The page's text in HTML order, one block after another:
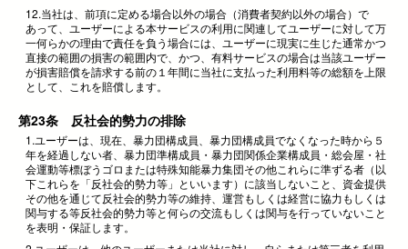
12.当社は、前項に定める場合以外の場合（消費者契約以外の場合）で
あって、ユーザーによる本サービスの利用に関連してユーザーに対して万
一何らかの理由で責任を負う場合には、ユーザーに現実に生じた通常かつ
直接の範囲の損害の範囲内で、かつ、有料サービスの場合は当該ユーザー
が損害賠償を請求する前の１年間に当社に支払った利用料等の総額を上限
として、これを賠償します。
第23条 反社会的勢力の排除
1.ユーザーは、現在、暴力団構成員、暴力団構成員でなくなった時から５
年を経過しない者、暴力団準構成員・暴力団関係企業構成員・総会屋・社
会運動等標ぼうゴロまたは特殊知能暴力集団その他これらに準ずる者（以
下これらを「反社会的勢力等」といいます）に該当しないこと、資金提供
その他を通じて反社会的勢力等の維持、運営もしくは経営に協力もしくは
関与する等反社会的勢力等と何らの交流もしくは関与を行っていないこと
を表明・保証します。